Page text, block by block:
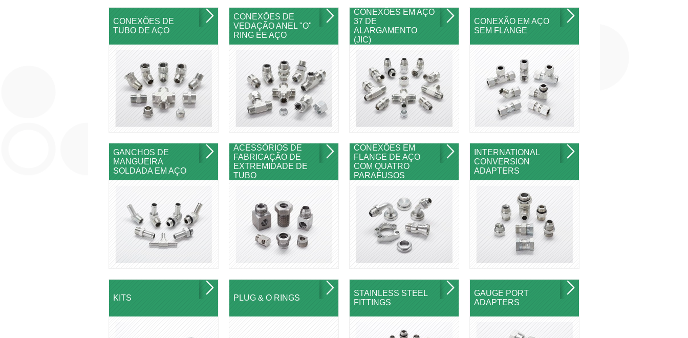
CONEXÕES DE
TUBO DE AÇO
CONEXÕES DE
VEDAÇÃO ANEL "O"
RING EE AÇO
CONEXÕES EM AÇO
37 DE
ALARGAMENTO
(JIC)
CONEXÃO EM AÇO
SEM FLANGE
GANCHOS DE
MANGUEIRA
SOLDADA EM AÇO
ACESSÓRIOS DE
FABRICAÇÃO DE
EXTREMIDADE DE
TUBO
CONEXÕES EM
FLANGE DE AÇO
COM QUATRO
PARAFUSOS
INTERNATIONAL
CONVERSION
ADAPTERS
KITS PLUG & O RINGS
STAINLESS STEEL
FITTINGS
GAUGE PORT
ADAPTERS